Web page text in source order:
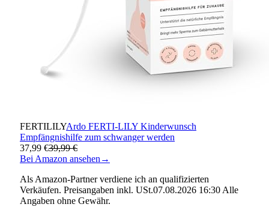
FERTILILYArdo FERTI-LILY Kinderwunsch
Empfängnishilfe zum schwanger werden
37,99 €39,99 €
Bei Amazon ansehen →
Als Amazon-Partner verdiene ich an qualifizierten
Verkäufen. Preisangaben inkl. USt.07.08.2026 16:30 Alle
Angaben ohne Gewähr.